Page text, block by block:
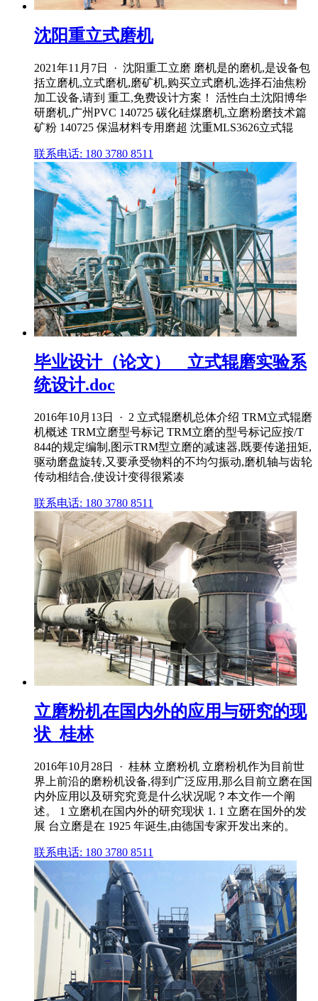
沈阳重立式磨机
2021年11月7日 · 沈阳重工立磨 磨机是的磨机,是设备包
括立磨机,立式磨机,磨矿机,购买立式磨机,选择石油焦粉
加工设备,请到 重工,免费设计方案！ 活性白土沈阳博华
研磨机,广州PVC 140725 碳化硅煤磨机,立磨粉磨技术篇
矿粉 140725 保温材料专用磨超 沈重MLS3626立式辊
联系电话: 180 3780 8511
毕业设计（论文）__立式辊磨实验系
统设计.doc
2016年10月13日 · 2 立式辊磨机总体介绍 TRM立式辊磨
机概述 TRM立磨型号标记 TRM立磨的型号标记应按/T
844的规定编制,图示TRM型立磨的减速器,既要传递扭矩,
驱动磨盘旋转,又要承受物料的不均匀振动,磨机轴与齿轮
传动相结合,使设计变得很紧凑
联系电话: 180 3780 8511
立磨粉机在国内外的应用与研究的现
状_桂林
2016年10月28日 · 桂林 立磨粉机 立磨粉机作为目前世
界上前沿的磨粉机设备,得到广泛应用,那么目前立磨在国
内外应用以及研究究竟是什么状况呢？本文作一个阐
述。 1 立磨机在国内外的研究现状 1. 1 立磨在国外的发
展 台立磨是在 1925 年诞生,由德国专家开发出来的。
联系电话: 180 3780 8511